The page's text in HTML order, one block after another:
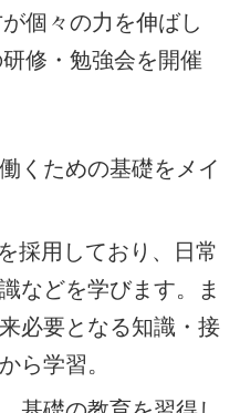
個々の力を伸ばし
修・勉強会を開催
くための基礎をメイ
採用しており、日常
などを学びます。ま
必要となる知識・接
ら学習。